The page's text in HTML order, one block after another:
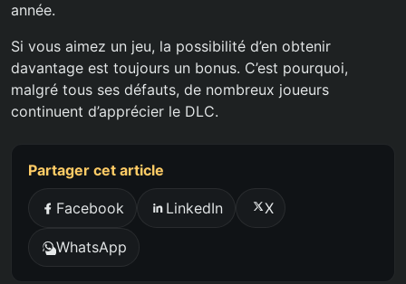
année.
Si vous aimez un jeu, la possibilité d’en obtenir
davantage est toujours un bonus. C’est pourquoi,
malgré tous ses défauts, de nombreux joueurs
continuent d’apprécier le DLC.
Partager cet article
Facebook LinkedIn X
WhatsApp